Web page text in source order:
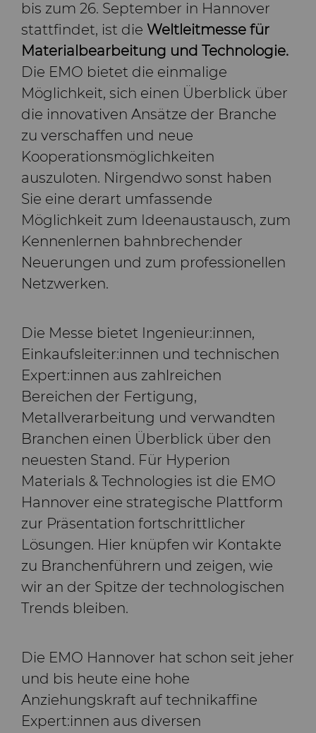
Skivit™ Wälzschäl-Rohlinge
Richtbohrwerkzeuge
Bohrlochkomplettierung
und Fracking
Durchflussregelventile
PCBN
BZN™ Kompakte
Specialty Thick BZN™
Compax™ PCD-
Werkzeugrohlinge
PCD der P-Serie
PCD der U-Serie
Pressfertige Pulver
Benutzerdefinierte Sorten
Standard-Sorten
Rotierende Messerwalzen
Lösungen im Bereich der
rotierenden Messerwalzen
Erweiterungen
Dienste
Sägezähne und Rohlinge
Sägezähne für die
bearbeitung
Streifen-Rohlinge
Verschleißteile
Kaltumformung
Bondingwerkzeuge
Motor und Getriebe
Allgemeine
Verschleißlösungen
Spritzgusswerkzeuge
Medizin
Hartmetall-
Bergbaulösungen
Präzisionsmesswerkzeuge
Zusätzliche Rohteile für das
Grobe oder OD-geschliffene
Spitzen aus Hartmetall
Compax™ PCD
Stanzformrohlinge
DuraNib™ Hartmetall-
Spitzen
6UDPlus Stahlcord-
Drahtziehqualität
Stahlproduktion
Werkzeugbau
QEHS-Richtlinie
Forschung & Entwicklung
Geschäftsbedingungen
bis zum 26. September in Hannover
stattfindet, ist die Weltleitmesse für
Materialbearbeitung und Technologie.
Die EMO bietet die einmalige
Möglichkeit, sich einen Überblick über
die innovativen Ansätze der Branche
zu verschaffen und neue
Kooperationsmöglichkeiten
auszuloten. Nirgendwo sonst haben
Sie eine derart umfassende
Möglichkeit zum Ideenaustausch, zum
Kennenlernen bahnbrechender
Neuerungen und zum professionellen
Netzwerken.
Die Messe bietet Ingenieur:innen,
Einkaufsleiter:innen und technischen
Expert:innen aus zahlreichen
Bereichen der Fertigung,
Metallverarbeitung und verwandten
Branchen einen Überblick über den
neuesten Stand. Für Hyperion
Materials & Technologies ist die EMO
Hannover eine strategische Plattform
zur Präsentation fortschrittlicher
Lösungen. Hier knüpfen wir Kontakte
zu Branchenführern und zeigen, wie
wir an der Spitze der technologischen
Trends bleiben.
Die EMO Hannover hat schon seit jeher
und bis heute eine hohe
Anziehungskraft auf technikaffine
Expert:innen aus diversen